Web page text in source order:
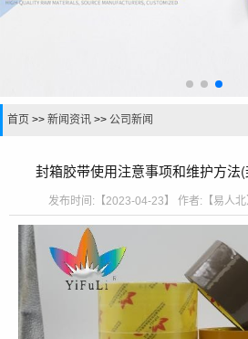
首页 >> 新闻资讯 >> 公司新闻
封箱胶带使用注意事项和维护方法
发布时间:【2023-04-23】 作者:【易人北